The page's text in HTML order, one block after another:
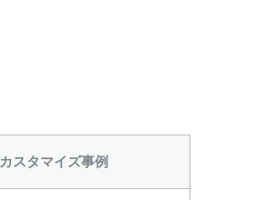
カスタマイズ事例